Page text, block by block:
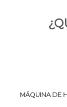
MÁQUINA DE